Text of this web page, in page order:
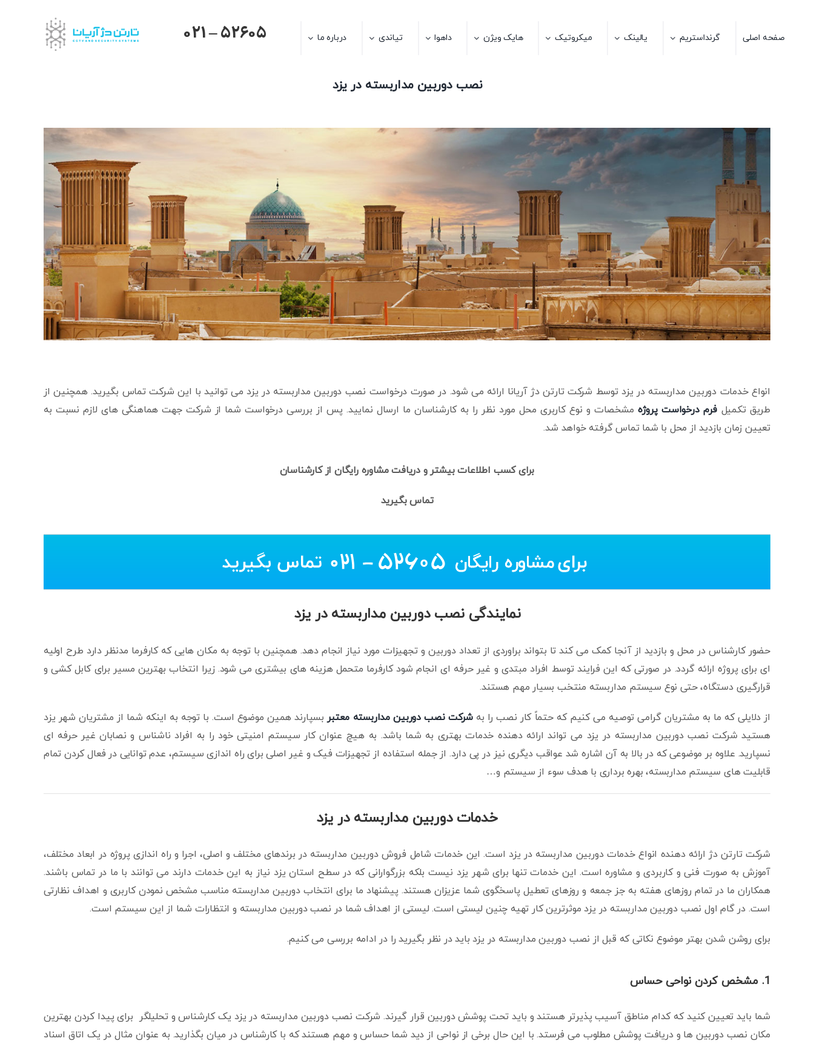
صفحه اصلی گرنداستریم یالینک میکروتیک هایک ویژن داهوا تیاندی درباره ما 021 – 52605
نصب دوربین مداربسته در یزد
View
Larger
Image
انواع خدمات دوربین مداربسته در یزد توسط شرکت تارتن دژ آریانا ارائه می شود. در صورت درخواست نصب دوربین مداربسته در یزد می توانید با این شرکت تماس بگیرید. همچنین از
طریق تکمیل فرم درخواست پروژه مشخصات و نوع کاربری محل مورد نظر را به کارشناسان ما ارسال نمایید. پس از بررسی درخواست شما از شرکت جهت هماهنگی های لازم نسبت به
تعیین زمان بازدید از محل با شما تماس گرفته خواهد شد.
برای کسب اطلاعات بیشتر و دریافت مشاوره رایگان از کارشناسان
تماس بگیرید
نمایندگی نصب دوربین مداربسته در یزد
حضور کارشناس در محل و بازدید از آنجا کمک می کند تا بتواند براوردی از تعداد دوربین و تجهیزات مورد نیاز انجام دهد. همچنین با توجه به مکان هایی که کارفرما مدنظر دارد طرح اولیه
ای برای پروژه ارائه گردد. در صورتی که این فرایند توسط افراد مبتدی و غیر حرفه ای انجام شود کارفرما متحمل هزینه های بیشتری می شود. زیرا انتخاب بهترین مسیر برای کابل کشی و
قرارگیری دستگاه، حتی نوع سیستم مداربسته منتخب بسیار مهم هستند.
از دلایلی که ما به مشتریان گرامی توصیه می کنیم که حتماً کار نصب را به شرکت نصب دوربین مداربسته معتبر بسپارند همین موضوع است. با توجه به اینکه شما از مشتریان شهر یزد
هستید شرکت نصب دوربین مداربسته در یزد می تواند ارائه دهنده خدمات بهتری به شما باشد. به هیچ عنوان کار سیستم امنیتی خود را به افراد ناشناس و نصابان غیر حرفه ای
نسپارید. علاوه بر موضوعی که در بالا به آن اشاره شد عواقب دیگری نیز در پی دارد. از جمله استفاده از تجهیزات فیک و غیر اصلی برای راه اندازی سیستم، عدم توانایی در فعال کردن تمام
قابلیت های سیستم مداربسته، بهره برداری با هدف سوء از سیستم و…
خدمات دوربین مداربسته در یزد
شرکت تارتن دژ ارائه دهنده انواع خدمات دوربین مداربسته در یزد است. این خدمات شامل فروش دوربین مداربسته در برندهای مختلف و اصلی، اجرا و راه اندازی پروژه در ابعاد مختلف،
آموزش به صورت فنی و کاربردی و مشاوره است. این خدمات تنها برای شهر یزد نیست بلکه بزرگوارانی که در سطح استان یزد نیاز به این خدمات دارند می توانند با ما در تماس باشند.
همکاران ما در تمام روزهای هفته به جز جمعه و روزهای تعطیل پاسخگوی شما عزیزان هستند. پیشنهاد ما برای انتخاب دوربین مداربسته مناسب مشخص نمودن کاربری و اهداف نظارتی
است. در گام اول نصب دوربین مداربسته در یزد موثرترین کار تهیه چنین لیستی است. لیستی از اهداف شما در نصب دوربین مداربسته و انتظارات شما از این سیستم است.
برای روشن شدن بهتر موضوع نکاتی که قبل از نصب دوربین مداربسته در یزد باید در نظر بگیرید را در ادامه بررسی می کنیم.
1. مشخص کردن نواحی حساس
شما باید تعیین کنید که کدام مناطق آسیب پذیرتر هستند و باید تحت پوشش دوربین قرار گیرند. شرکت نصب دوربین مداربسته در یزد یک کارشناس و تحلیلگر برای پیدا کردن بهترین
مکان نصب دوربین ها و دریافت پوشش مطلوب می فرستد. با این حال برخی از نواحی از دید شما حساس و مهم هستند که با کارشناس در میان بگذارید. به عنوان مثال در یک اتاق اسناد